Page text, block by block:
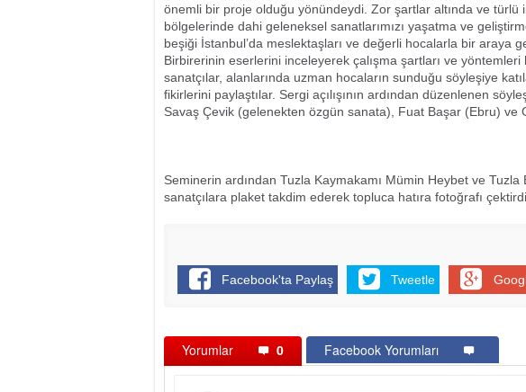
önemli bir proje olduğu yönündeydi. Zor şartlar altında ve türlü
bölgelerinde dahi geleneksel sanatlarımızı yaşatma ve
beşiği İstanbul’da meslektaşları ve değerli hocalarla bir araya
Birbirerinin eserlerini inceleyerek çalışma şartları ve yöntemleri
sanatçılar, alanlarında uzman hocaların sunduğu söyleşiye
fikirlerini paylaştılar. Sergi açılışının ardından düzenlenen
Savaş Çevik (gelenekten özgün sanata), Fuat Başar (Ebru) ve
Seminerin ardından Tuzla Kaymakamı Mümin Heybet ve Tuzla
sanatçılara plaket takdim ederek topluca hatıra fotoğrafı
Facebook'ta Paylaş Tweetle
Yorumlar 0 Facebook Yorumları